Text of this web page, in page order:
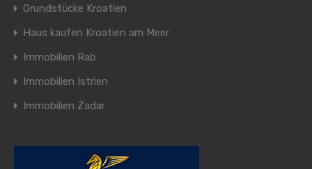
Grundstücke Kroatien
Haus kaufen Kroatien am Meer
Immobilien Rab
Immobilien Istrien
Immobilien Zadar